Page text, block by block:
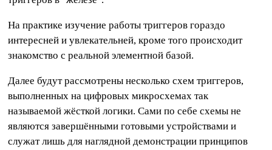
На практике изучение работы триггеров гораздо
интересней и увлекательней, кроме того происходит
знакомство с реальной элементной базой.
Далее будут рассмотрены несколько схем триггеров,
выполненных на цифровых микросхемах так
называемой жёсткой логики. Сами по себе схемы не
являются завершёнными готовыми устройствами и
служат лишь для наглядной демонстрации принципов